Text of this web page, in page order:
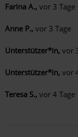
Farina A., vor 3 Tage
Anne P., vor 3 Tage
Unterstützer*in, vor
Unterstützer*in, vor
Teresa S., vor 4 Tage